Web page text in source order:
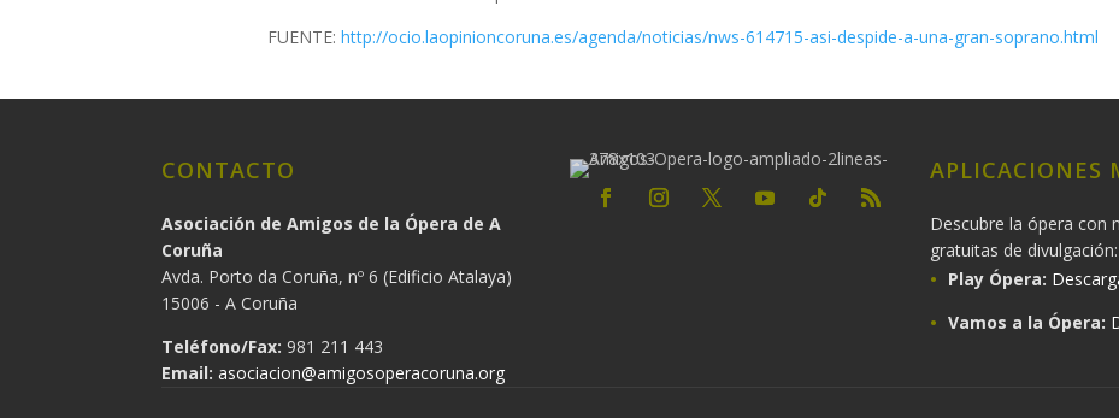
FUENTE: http://ocio.laopinioncoruna.es/agenda/noticias/nws-614715-asi-despide-a-una-gran-soprano.html
CONTACTO
Asociación de Amigos de la Ópera de A
Coruña
Avda. Porto da Coruña, nº 6 (Edificio Atalaya)
15006 - A Coruña
Teléfono/Fax: 981 211 443
Email: asociacion@amigosoperacoruna.org
APLICACIONES
Descubre la ópera con
gratuitas de divulgación:
Play Ópera:
Vamos a la Ópera: